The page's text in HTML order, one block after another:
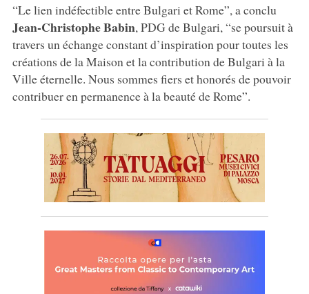
“Le lien indéfectible entre Bulgari et Rome”, a conclu
Jean-Christophe Babin, PDG de Bulgari, “se poursuit à
travers un échange constant d’inspiration pour toutes les
créations de la Maison et la contribution de Bulgari à la
Ville éternelle. Nous sommes fiers et honorés de pouvoir
contribuer en permanence à la beauté de Rome”.